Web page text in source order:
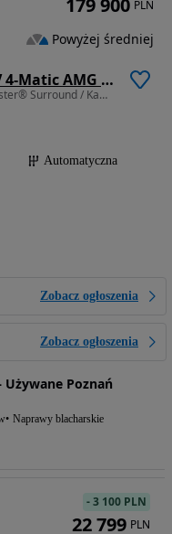
Mercedes-Benz GLA 250 mHEV 4-Matic AMG Line 8G-DCT
1991 cm3 • 224 KM • Nagłośnienie Burmester® Surround / Kamera 360° / Wyświetlacz Head-Up
Automatyczna
Zobacz ogłoszenia
Zobacz ogłoszenia
Używane Poznań
Naprawy blacharskie
179 900 PLN
Powyżej średniej
-3 100 PLN
22 799 PLN